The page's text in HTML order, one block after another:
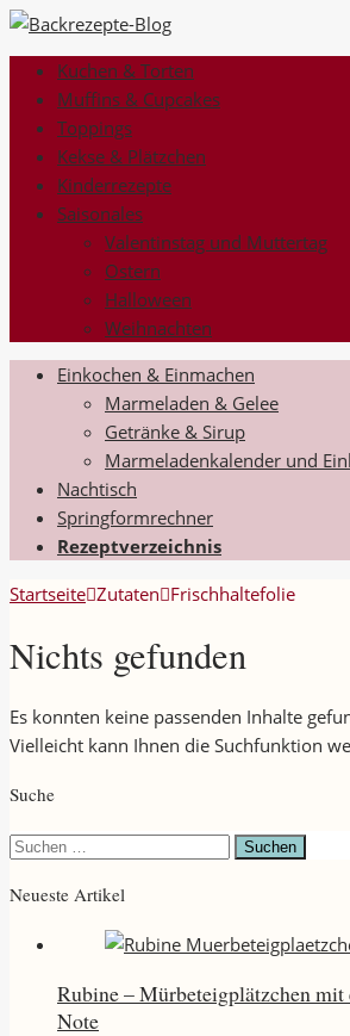
Kuchen & Torten
Muffins & Cupcakes
Toppings
Kekse & Plätzchen
Kinderrezepte
Saisonales
Valentinstag und Muttertag
Ostern
Halloween
Weihnachten
Einkochen & Einmachen
Marmeladen & Gelee
Getränke & Sirup
Marmeladenkalender und
Nachtisch
Springformrechner
Rezeptverzeichnis
Startseite Zutaten Frischhaltefolie
Nichts gefunden
Es konnten keine passenden Inhalte
Vielleicht kann Ihnen die Suchfunktion
Suche
Suchen
Neueste Artikel
Rubine – Mürbeteigplätzchen mit
Note